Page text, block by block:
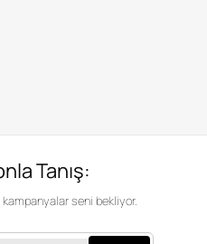
Tanış:
seni bekliyor.